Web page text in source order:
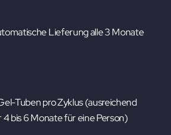
Lieferung alle 3 Monate
Tuben pro Zyklus (ausreichend
4 bis 6 Monate für eine Person)